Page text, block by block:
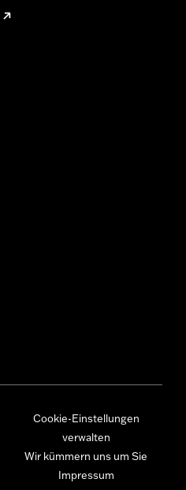
Cookie-Einstellungen
verwalten
Wir kümmern uns um Sie
Impressum